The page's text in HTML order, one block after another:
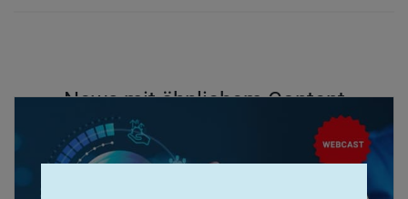
News mit ähnlichem Content